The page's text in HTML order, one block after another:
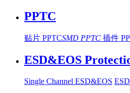
PPTC
贴片 PPTCSMD PPTC 插件
ESD&EOS
Single Channel ESD&EOS